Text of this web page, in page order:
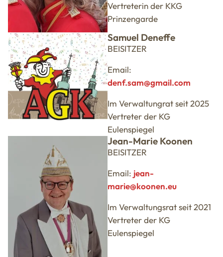
Vertreterin der KKG
Prinzengarde
Samuel Deneffe
BEISITZER
Email:
denf.sam@gmail.com
Im Verwaltungrat seit 2025
Vertreter der KG
Eulenspiegel
Jean-Marie Koonen
BEISITZER
Email: jean-
marie@koonen.eu
Im Verwaltungsrat seit 2021
Vertreter der KG
Eulenspiegel